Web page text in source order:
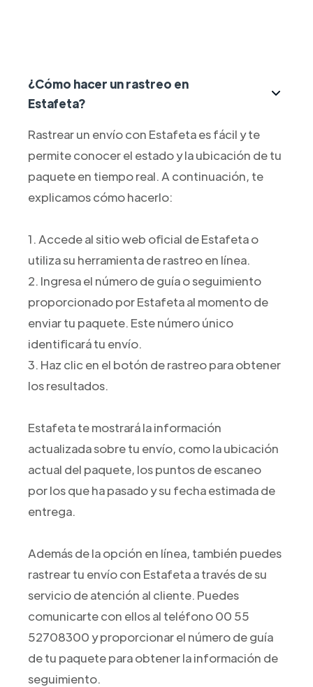
¿Cómo hacer un rastreo en
Estafeta?
Rastrear un envío con Estafeta es fácil y te
permite conocer el estado y la ubicación de tu
paquete en tiempo real. A continuación, te
explicamos cómo hacerlo:
1. Accede al sitio web oficial de Estafeta o
utiliza su herramienta de rastreo en línea.
2. Ingresa el número de guía o seguimiento
proporcionado por Estafeta al momento de
enviar tu paquete. Este número único
identificará tu envío.
3. Haz clic en el botón de rastreo para obtener
los resultados.
Estafeta te mostrará la información
actualizada sobre tu envío, como la ubicación
actual del paquete, los puntos de escaneo
por los que ha pasado y su fecha estimada de
entrega.
Además de la opción en línea, también puedes
rastrear tu envío con Estafeta a través de su
servicio de atención al cliente. Puedes
comunicarte con ellos al teléfono 00 55
52708300 y proporcionar el número de guía
de tu paquete para obtener la información de
seguimiento.